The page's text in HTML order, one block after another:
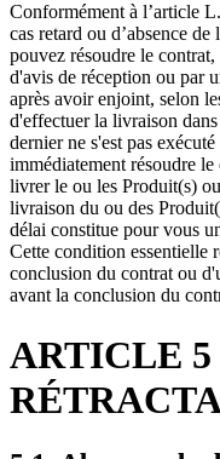
Conformément à l’article
cas retard ou d’absence
pouvez résoudre le
d'avis de réception ou par
après avoir enjoint, selon
d'effectuer la livraison
dernier ne s'est pas
immédiatement résoudre
livrer le ou les Produit(s)
livraison du ou des
délai constitue pour vous
Cette condition essentielle
conclusion du contrat ou
avant la conclusion du
ARTICLE